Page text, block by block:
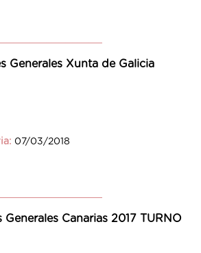
Generales Xunta de Galicia
07/03/2018
Canarias 2017 TURNO